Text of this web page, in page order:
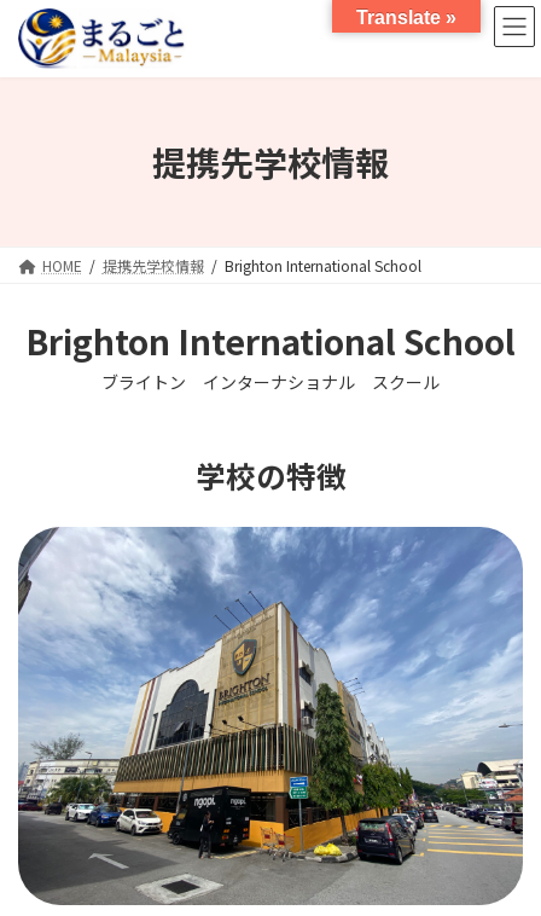
ン
ー
提携先学校情報
HOME 提携先学校情報 Brighton International School
Brighton International School
ブライトン インターナショナル スクール
学校の特徴
Translate »